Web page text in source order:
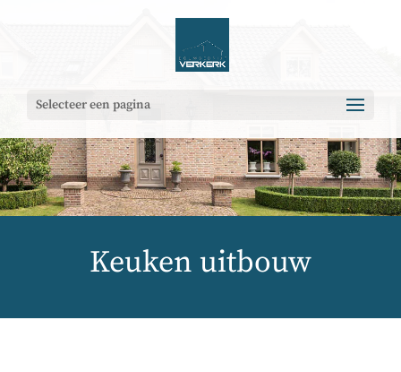
Selecteer een pagina
Keuken uitbouw